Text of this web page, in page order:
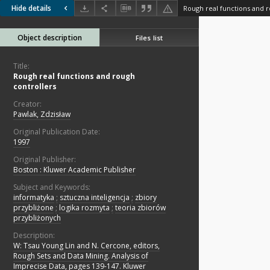
Hide details Rough real functions and
Object description Files list
Title:
Rough real functions and rough
controllers
Creator:
Pawlak, Zdzisław
Original Publication Date:
1997
Original Publisher:
Boston : Kluwer Academic Publisher
Subject and Keywords:
informatyka ; sztuczna inteligencja ; zbiory
przybliżone ; logika rozmyta ; teoria zbiorów
przybliżonych
Description:
W: Tsau Young Lin and N. Cercone, editors,
Rough Sets and Data Mining. Analysis of
Imprecise Data, pages 139-147. Kluwer